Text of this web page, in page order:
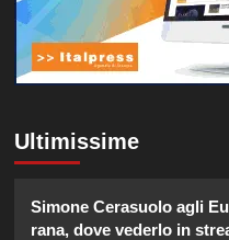
Ultimissime
Simone Cerasuolo agli
rana, dove vederlo in